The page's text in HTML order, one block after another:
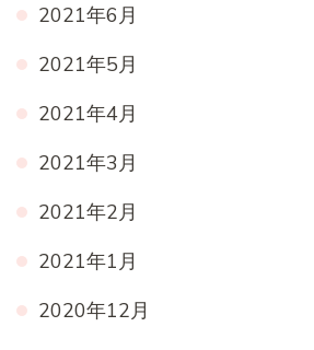
2021年6月
2021年5月
2021年4月
2021年3月
2021年2月
2021年1月
2020年12月